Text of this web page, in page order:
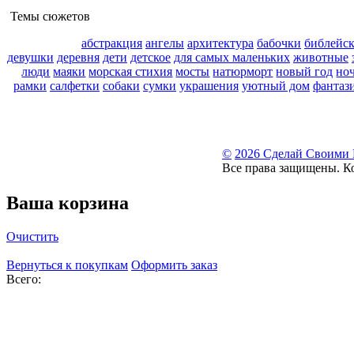
Темы сюжетов
абстракция ангелы архитектура бабочки
девушки деревня дети детское для самых маленьких животные
люди маяки морская стихия мосты натюрморт новый год
рамки салфетки собаки сумки украшения уютный дом
© 2026 Сделай Своими
Все права защищены.
Ваша корзина
Очистить
Вернуться к покупкам Оформить заказ
Всего: